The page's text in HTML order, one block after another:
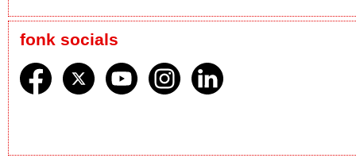
fonk socials